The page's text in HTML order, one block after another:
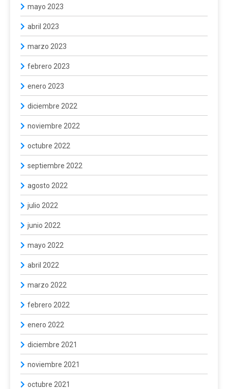
mayo 2023
abril 2023
marzo 2023
febrero 2023
enero 2023
diciembre 2022
noviembre 2022
octubre 2022
septiembre 2022
agosto 2022
julio 2022
junio 2022
mayo 2022
abril 2022
marzo 2022
febrero 2022
enero 2022
diciembre 2021
noviembre 2021
octubre 2021